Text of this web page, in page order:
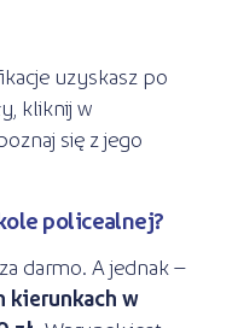
uzyskasz po
kliknij w
się z jego
policealnej?
darmo. A jednak –
kierunkach w